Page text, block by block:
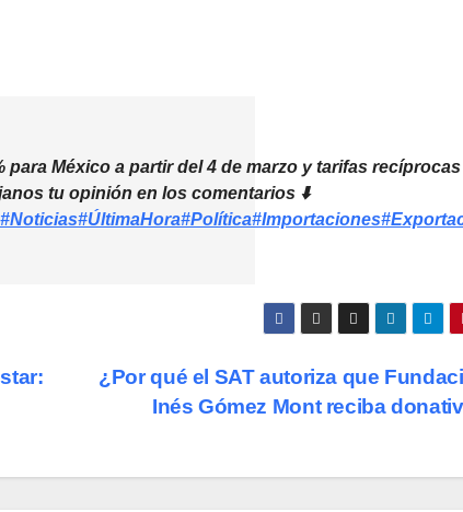
para México a partir del 4 de marzo y tarifas recíprocas
tu opinión en los comentarios ⬇️
#Noticias#ÚltimaHora#Política#Importaciones
¿Por qué el SAT autoriza que
Inés Gómez Mont reciba